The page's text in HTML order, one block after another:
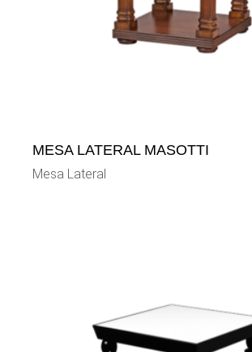
MESA LATERAL MASOTTI
Mesa Lateral